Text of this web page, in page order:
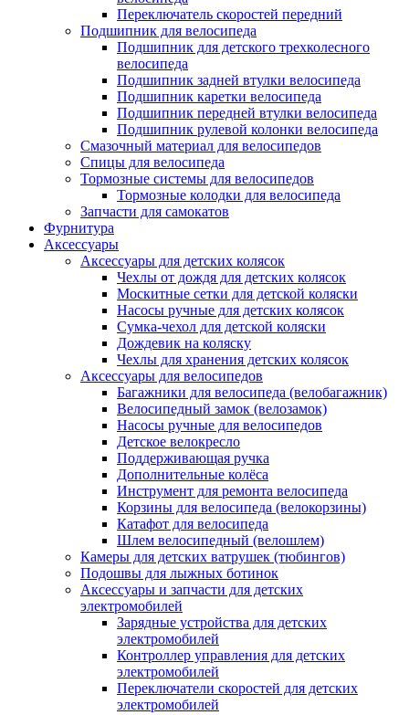
Переключатель скоростей передний
Подшипник для велосипеда
Подшипник для детского трехколесного
велосипеда
Подшипник задней втулки велосипеда
Подшипник каретки велосипеда
Подшипник передней втулки велосипеда
Подшипник рулевой колонки велосипеда
Смазочный материал для велосипедов
Спицы для велосипеда
Тормозные системы для велосипедов
Тормозные колодки для велосипеда
Запчасти для самокатов
Фурнитура
Аксессуары
Аксессуары для детских колясок
Чехлы от дождя для детских колясок
Москитные сетки для детской коляски
Насосы ручные для детских колясок
Сумка-чехол для детской коляски
Дождевик на коляску
Чехлы для хранения детских колясок
Аксессуары для велосипедов
Багажники для велосипеда (велобагажник)
Велосипедный замок (велозамок)
Насосы ручные для велосипедов
Детское велокресло
Поддерживающая ручка
Дополнительные колёса
Инструмент для ремонта велосипеда
Корзины для велосипеда (велокорзины)
Катафот для велосипеда
Шлем велосипедный (велошлем)
Камеры для детских ватрушек (тюбингов)
Подошвы для лыжных ботинок
Аксессуары и запчасти для детских
электромобилей
Зарядные устройства для детских
электромобилей
Контроллер управления для детских
электромобилей
Переключатели скоростей для детских
электромобилей